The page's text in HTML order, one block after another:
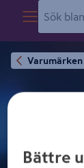
Varumärken
Bättre